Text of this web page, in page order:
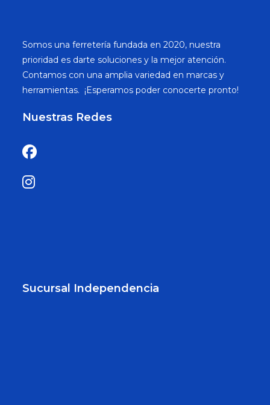
Somos una ferretería fundada en 2020, nuestra
prioridad es darte soluciones y la mejor atención.
Contamos con una amplia variedad en marcas y
herramientas. ¡Esperamos poder conocerte pronto!
Nuestras Redes
Sucursal Independencia